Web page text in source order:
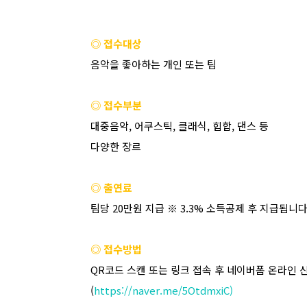
◎ 접수대상
음악을 좋아하는 개인 또는 팀
◎ 접수부분
대중음악, 어쿠스틱,클래식, 힙합, 댄스 등
다양한 장르
◎ 출연료
팀당 20만원 지급 ※ 3.3% 소득공제 후 지급됩니다
◎ 접수방법
QR코드 스캔 또는 링크 접속 후 네이버폼 온라인
(https://naver.me/5OtdmxiC)